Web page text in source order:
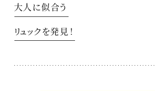
大人に似合う
リュックを発見！